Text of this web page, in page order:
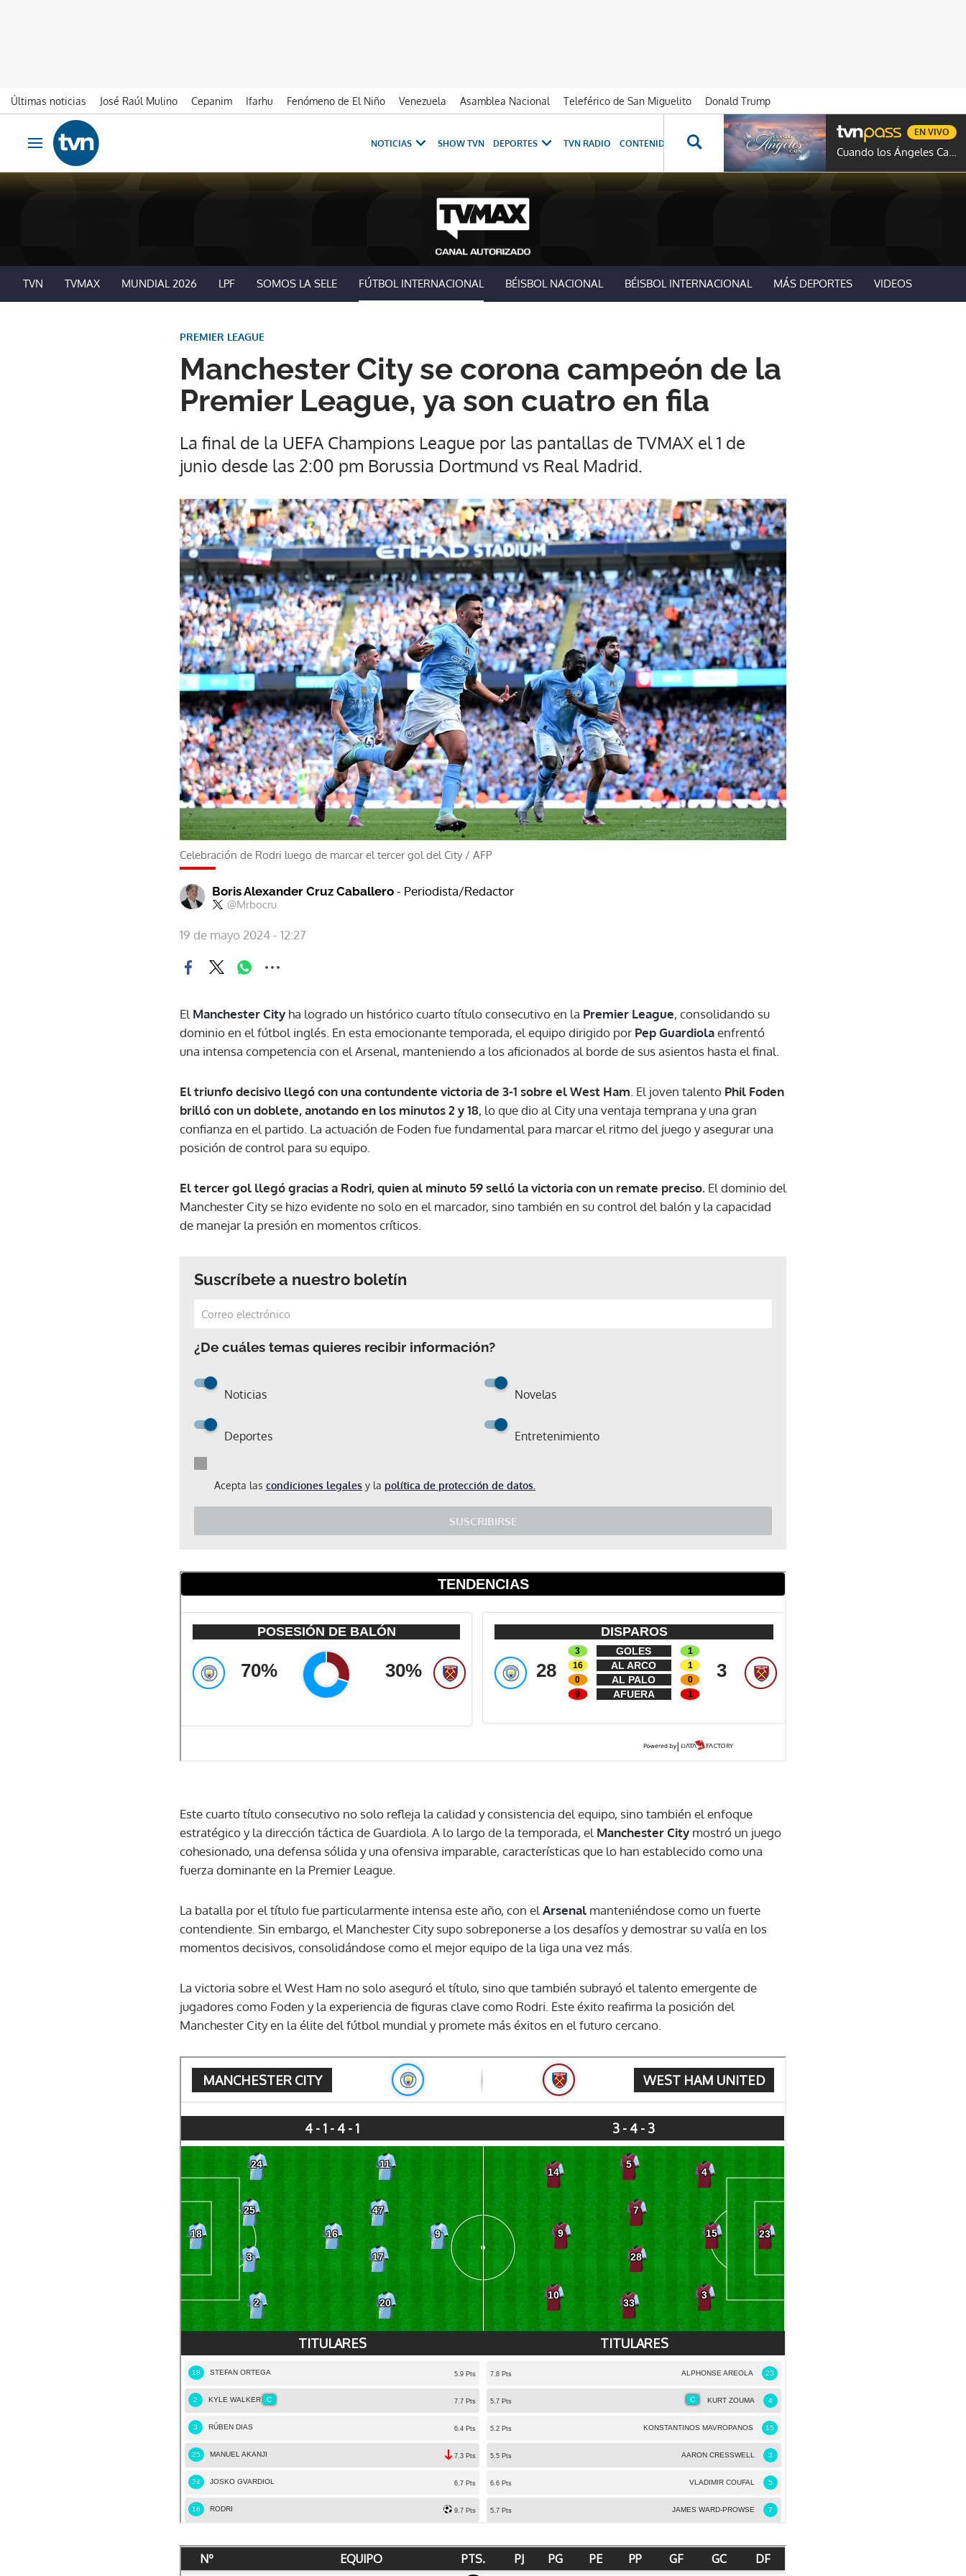
Últimas noticias José Raúl Mulino Cepanim Ifarhu Fenómeno de El Niño Venezuela Asamblea Nacional Teleférico de San Miguelito
Donald Trump
Ir al contenido
Obrir navegació
NOTICIAS SHOW TVN DEPORTES TVN RADIO CONTENIDOS ESPECIALES NOVELAS PROGRAMAS GENTE TVN
Cuando los Ángeles Caen
EN VIVO
TVN TVMAX MUNDIAL 2026 LPF SOMOS LA SELE FÚTBOL INTERNACIONAL BÉISBOL NACIONAL BÉISBOL INTERNACIONAL MÁS DEPORTES VIDEOS
Manchester City se corona campeón de la
Premier League, ya son cuatro en fila
PREMIER LEAGUE
La final de la UEFA Champions League por las pantallas de TVMAX el 1 de
junio desde las 2:00 pm Borussia Dortmund vs Real Madrid.
Celebración de Rodri luego de marcar el tercer gol del City/ AFP
Boris Alexander Cruz Caballero - Periodista/Redactor
@Mrbocru
19 de mayo 2024 - 12:27
El Manchester City ha logrado un histórico cuarto título consecutivo en la Premier League, consolidando su
dominio en el fútbol inglés. En esta emocionante temporada, el equipo dirigido por Pep Guardiolaenfrentó
una intensa competencia con el Arsenal, manteniendo a los aficionados al borde de sus asientos hasta el final.
El triunfo decisivo llegó con una contundente victoria de 3-1 sobre el West Ham . El joven talento Phil Foden
brilló con un doblete, anotando en los minutos 2 y 18, lo que dio al City una ventaja temprana y una gran
confianza en el partido. La actuación de Foden fue fundamental para marcar el ritmo del juego y asegurar una
posición de control para su equipo.
El tercer gol llegó gracias a Rodri, quien al minuto 59 selló la victoria con un remate preciso. El dominio del
Manchester City se hizo evidente no solo en el marcador, sino también en su control del balón y la capacidad
de manejar la presión en momentos críticos.
Suscríbete a nuestro boletín
¿De cuáles temas quieres recibir información?
Noticias Novelas
Deportes Entretenimiento
Acepta las condiciones legales y la política de protección de datos.
SUSCRIBIRSE
ACEPTAR
Este cuarto título consecutivo no solo refleja la calidad y consistencia del equipo, sino también el enfoque
estratégico y la dirección táctica de Guardiola. A lo largo de la temporada, el Manchester City mostró un juego
cohesionado, una defensa sólida y una ofensiva imparable, características que lo han establecido como una
fuerza dominante en la Premier League.
La batalla por el título fue particularmente intensa este año, con el Arsenal manteniéndose como un fuerte
contendiente. Sin embargo, el Manchester City supo sobreponerse a los desafíos y demostrar su valía en los
momentos decisivos, consolidándose como el mejor equipo de la liga una vez más.
La victoria sobre el West Ham no solo aseguró el título, sino que también subrayó el talento emergente de
jugadores como Foden y la experiencia de figuras clave como Rodri. Este éxito reafirma la posición del
Manchester City en la élite del fútbol mundial y promete más éxitos en el futuro cercano.